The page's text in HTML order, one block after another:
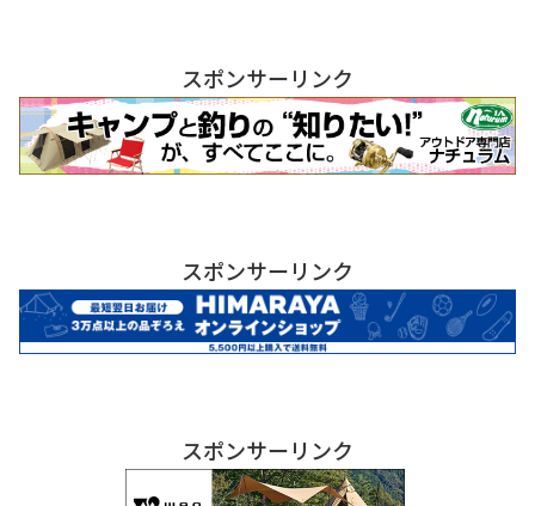
スポンサーリンク
スポンサーリンク
スポンサーリンク